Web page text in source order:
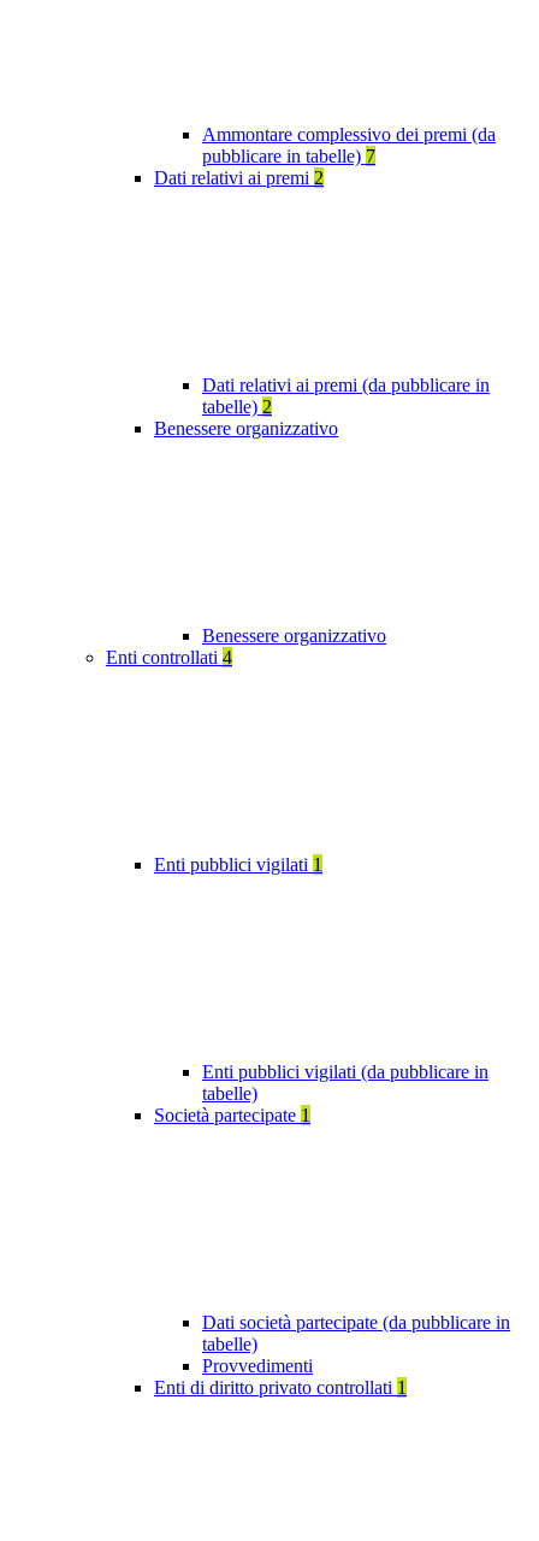
Ammontare complessivo dei premi (da
pubblicare in tabelle) 7
Dati relativi ai premi 2
Dati relativi ai premi (da pubblicare in
tabelle) 2
Benessere organizzativo
Benessere organizzativo
Enti controllati 4
Enti pubblici vigilati 1
Enti pubblici vigilati (da pubblicare in
tabelle)
Società partecipate 1
Dati società partecipate (da pubblicare in
tabelle)
Provvedimenti
Enti di diritto privato controllati 1